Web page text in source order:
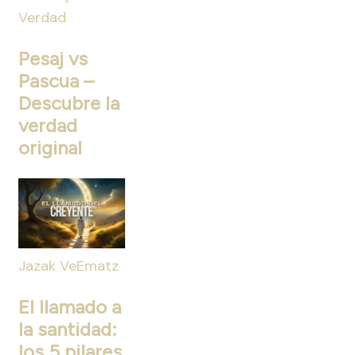
Verdad
Pesaj vs
Pascua –
Descubre la
verdad
original
Jazak VeEmatz
El llamado a
la santidad: